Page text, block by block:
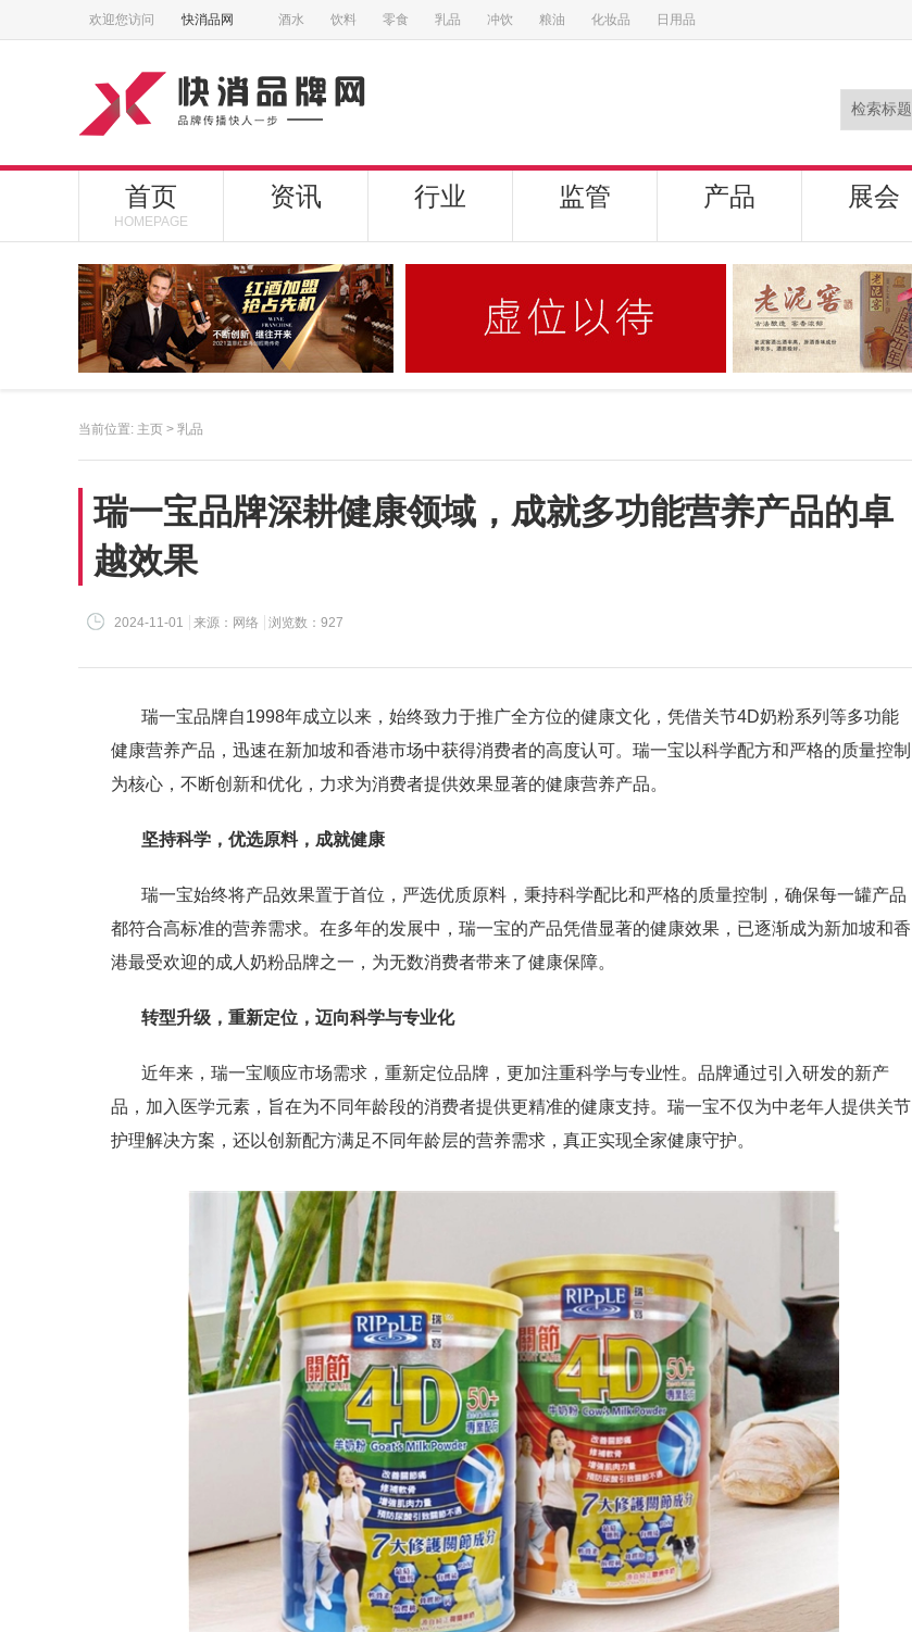
欢迎您访问 快消品网 酒水 饮料 零食 乳品 冲饮 粮油 化妆品 日用品
首页
HOMEPAGE
资讯 行业 监管 产品 展会
当前位置: 主页 > 乳品
瑞一宝品牌深耕健康领域，成就多功能营养产品的卓
越效果
2024-11-01 来源：网络 浏览数：927
瑞一宝品牌自1998年成立以来，始终致力于推广全方位的健康文化，凭借关节4D奶粉系列等多功能
健康营养产品，迅速在新加坡和香港市场中获得消费者的高度认可。瑞一宝以科学配方和严格的质量控制
为核心，不断创新和优化，力求为消费者提供效果显著的健康营养产品。
坚持科学，优选原料，成就健康
瑞一宝始终将产品效果置于首位，严选优质原料，秉持科学配比和严格的质量控制，确保每一罐产品
都符合高标准的营养需求。在多年的发展中，瑞一宝的产品凭借显著的健康效果，已逐渐成为新加坡和香
港最受欢迎的成人奶粉品牌之一，为无数消费者带来了健康保障。
转型升级，重新定位，迈向科学与专业化
近年来，瑞一宝顺应市场需求，重新定位品牌，更加注重科学与专业性。品牌通过引入研发的新产
品，加入医学元素，旨在为不同年龄段的消费者提供更精准的健康支持。瑞一宝不仅为中老年人提供关节
护理解决方案，还以创新配方满足不同年龄层的营养需求，真正实现全家健康守护。